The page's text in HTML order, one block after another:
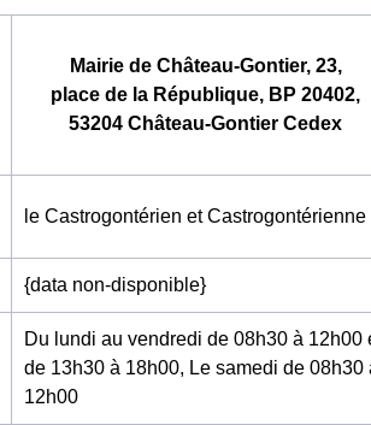
Mairie de Château-Gontier, 23,
place de la République, BP 20402,
53204 Château-Gontier Cedex
le Castrogontérien et Castrogontérienne
{data non-disponible}
Du lundi au vendredi de 08h30 à 12h00
de 13h30 à 18h00, Le samedi de 08h30
12h00